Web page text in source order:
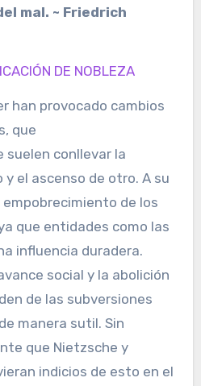
mal. ~ Friedrich
DE NOBLEZA
han provocado cambios
que
conllevar la
y el ascenso de otro. A su
de los
que entidades como las
influencia duradera.
social y la abolición
de las subversiones
manera sutil. Sin
que Nietzsche y
indicios de esto en el